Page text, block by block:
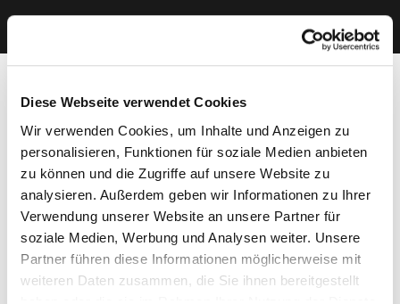
Diese Webseite verwendet Cookies
Wir verwenden Cookies, um Inhalte und Anzeigen zu
personalisieren, Funktionen für soziale Medien anbieten
zu können und die Zugriffe auf unsere Website zu
analysieren. Außerdem geben wir Informationen zu Ihrer
Verwendung unserer Website an unsere Partner für
soziale Medien, Werbung und Analysen weiter. Unsere
Partner führen diese Informationen möglicherweise mit
weiteren Daten zusammen, die Sie ihnen bereitgestellt